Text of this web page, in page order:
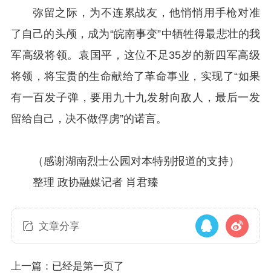
弥留之际，为不连累战友，他悄悄用手枪对准
了自己的头颅，成为“皖南事变”中牺牲得最悲壮的我
军高级将领。袁国平，这位不足35岁的新四军高级
将领，将宝贵的生命献给了革命事业，实现了“如果
有一百发子弹，要用九十九发射向敌人，最后一发
留给自己，决不做俘虏”的诺言。
（感谢湖南烈士公园对本特别报道的支持）
整理 政协融媒记者 肖君臻
文章分享
上一篇：已经是第一页了